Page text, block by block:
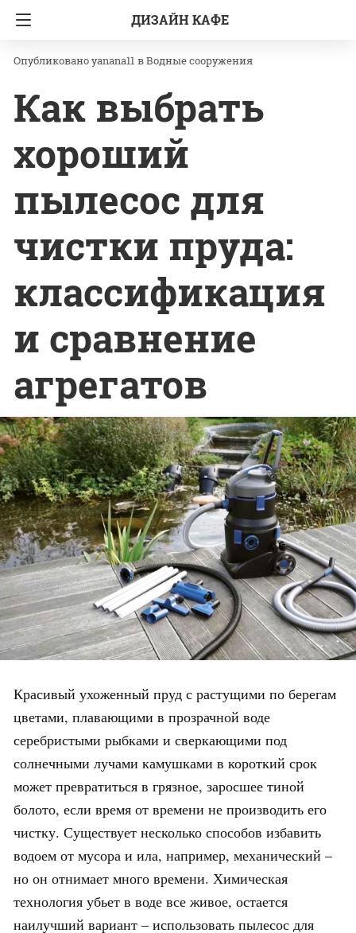
ДИЗАЙН КАФЕ
Главная Водные сооружения
yanana11 вВодные сооружения
Как выбрать
хороший
пылесос для
чистки пруда:
классификация
и сравнение
агрегатов
Красивый ухоженный пруд с растущими по берегам
цветами, плавающими в прозрачной воде
серебристыми рыбками и сверкающими под
солнечными лучами камушками в короткий срок
может превратиться в грязное, заросшее тиной
болото, если время от времени не производить его
чистку. Существует несколько способов избавить
водоем от мусора и ила, например, механический –
но он отнимает много времени. Химическая
технология убьет в воде все живое, остается
наилучший вариант – использовать пылесос для